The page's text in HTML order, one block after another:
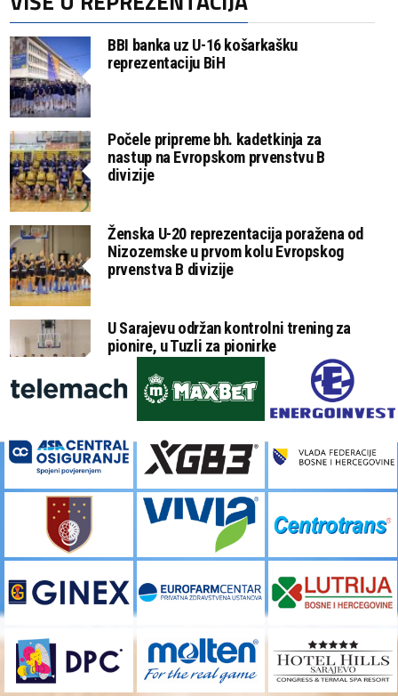
BBI banka uz U-16 košarkašku
reprezentaciju BiH
Počele pripreme bh. kadetkinja za
nastup na Evropskom prvenstvu B
divizije
Ženska U-20 reprezentacija poražena od
Nizozemske u prvom kolu Evropskog
prvenstva B divizije
U Sarajevu održan kontrolni trening za
pionire, u Tuzli za pionirke